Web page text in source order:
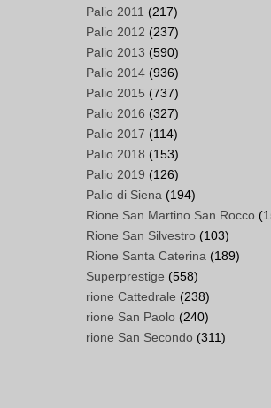
Palio 2011 (217)
Palio 2012 (237)
Palio 2013 (590)
Palio 2014 (936)
Palio 2015 (737)
Palio 2016 (327)
Palio 2017 (114)
Palio 2018 (153)
Palio 2019 (126)
Palio di Siena (194)
Rione San Martino San Rocco
Rione San Silvestro (103)
Rione Santa Caterina (189)
Superprestige (558)
rione Cattedrale (238)
rione San Paolo (240)
rione San Secondo (311)